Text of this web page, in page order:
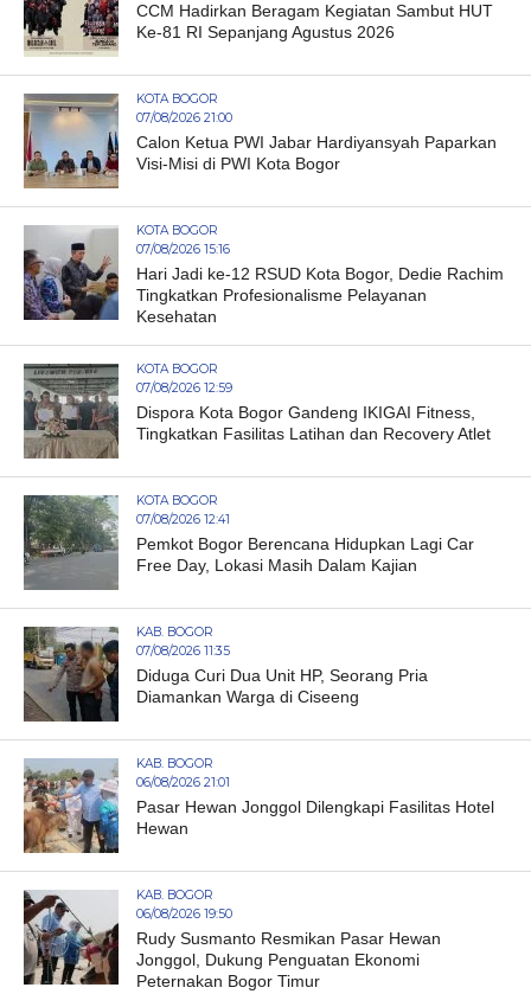
CCM Hadirkan Beragam Kegiatan Sambut HUT
Ke-81 RI Sepanjang Agustus 2026
KOTA BOGOR
07/08/2026 21:00
Calon Ketua PWI Jabar Hardiyansyah Paparkan
Visi-Misi di PWI Kota Bogor
KOTA BOGOR
07/08/2026 15:16
Hari Jadi ke-12 RSUD Kota Bogor, Dedie Rachim
Tingkatkan Profesionalisme Pelayanan
Kesehatan
KOTA BOGOR
07/08/2026 12:59
Dispora Kota Bogor Gandeng IKIGAI Fitness,
Tingkatkan Fasilitas Latihan dan Recovery Atlet
KOTA BOGOR
07/08/2026 12:41
Pemkot Bogor Berencana Hidupkan Lagi Car
Free Day, Lokasi Masih Dalam Kajian
KAB. BOGOR
07/08/2026 11:35
Diduga Curi Dua Unit HP, Seorang Pria
Diamankan Warga di Ciseeng
KAB. BOGOR
06/08/2026 21:01
Pasar Hewan Jonggol Dilengkapi Fasilitas Hotel
Hewan
KAB. BOGOR
06/08/2026 19:50
Rudy Susmanto Resmikan Pasar Hewan
Jonggol, Dukung Penguatan Ekonomi
Peternakan Bogor Timur